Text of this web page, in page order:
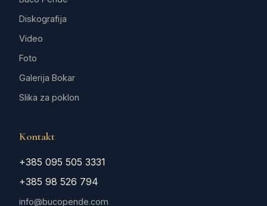
Diskografija
Video
Foto
Galerija Bokar
Slika za poklon
Kontakt
+385 095 505 3331
+385 98 526 794
info@bucopende.com